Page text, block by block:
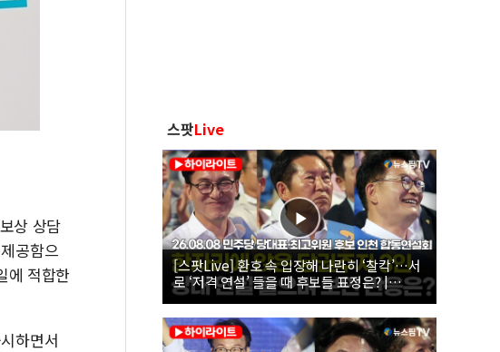
상 상담
공함으
에 적합한
하면서
스팟Live
[스팟Live] 환호 속 입장해 나란히 ‘찰칵’…서
로 ‘저격 연설’ 들을 때 후보들 표정은? |
26.08.08 더불어민주당 당대표·최고위원 후
보 인천 합동연설회